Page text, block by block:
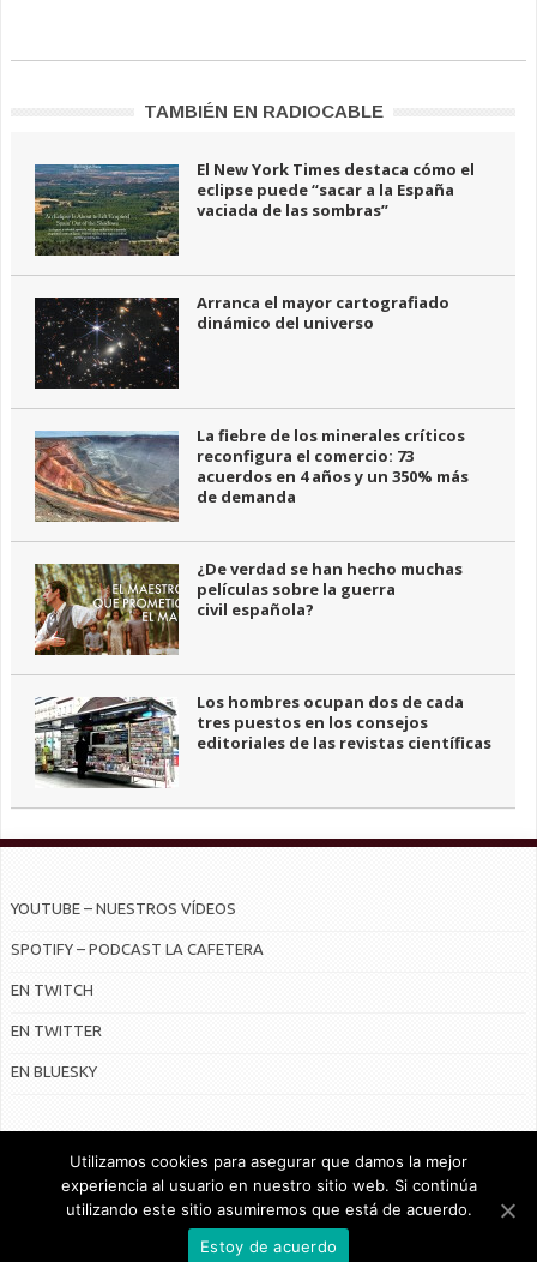
TAMBIÉN EN RADIOCABLE
El New York Times destaca cómo el
eclipse puede “sacar a la España
vaciada de las sombras”
Arranca el mayor cartografiado
dinámico del universo
La fiebre de los minerales críticos
reconfigura el comercio: 73
acuerdos en 4 años y un 350% más
de demanda
¿De verdad se han hecho muchas
películas sobre la guerra
civil española?
Los hombres ocupan dos de cada
tres puestos en los consejos
editoriales de las revistas científicas
YOUTUBE – NUESTROS VÍDEOS
SPOTIFY – PODCAST LA CAFETERA
EN TWITCH
EN TWITTER
EN BLUESKY
© Radiocable en Internet S.L.
CONTRATO DE SERVICIOS Y POLÍTICA DE PRIVACIDAD
Utilizamos cookies para asegurar que damos la mejor
experiencia al usuario en nuestro sitio web. Si continúa
utilizando este sitio asumiremos que está de acuerdo.
Estoy de acuerdo